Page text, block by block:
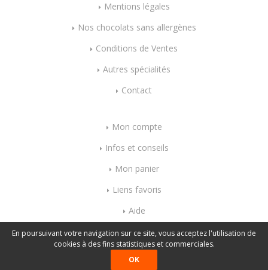
Mentions légales
Nos chocolats sans allergènes
Conditions de Ventes
Autres spécialités
Contact
Mon compte
Infos et conseils
Mon panier
Liens favoris
Aide
Index mots-clés
En poursuivant votre navigation sur ce site, vous acceptez l'utilisation de
cookies à des fins statistiques et commerciales.
OK